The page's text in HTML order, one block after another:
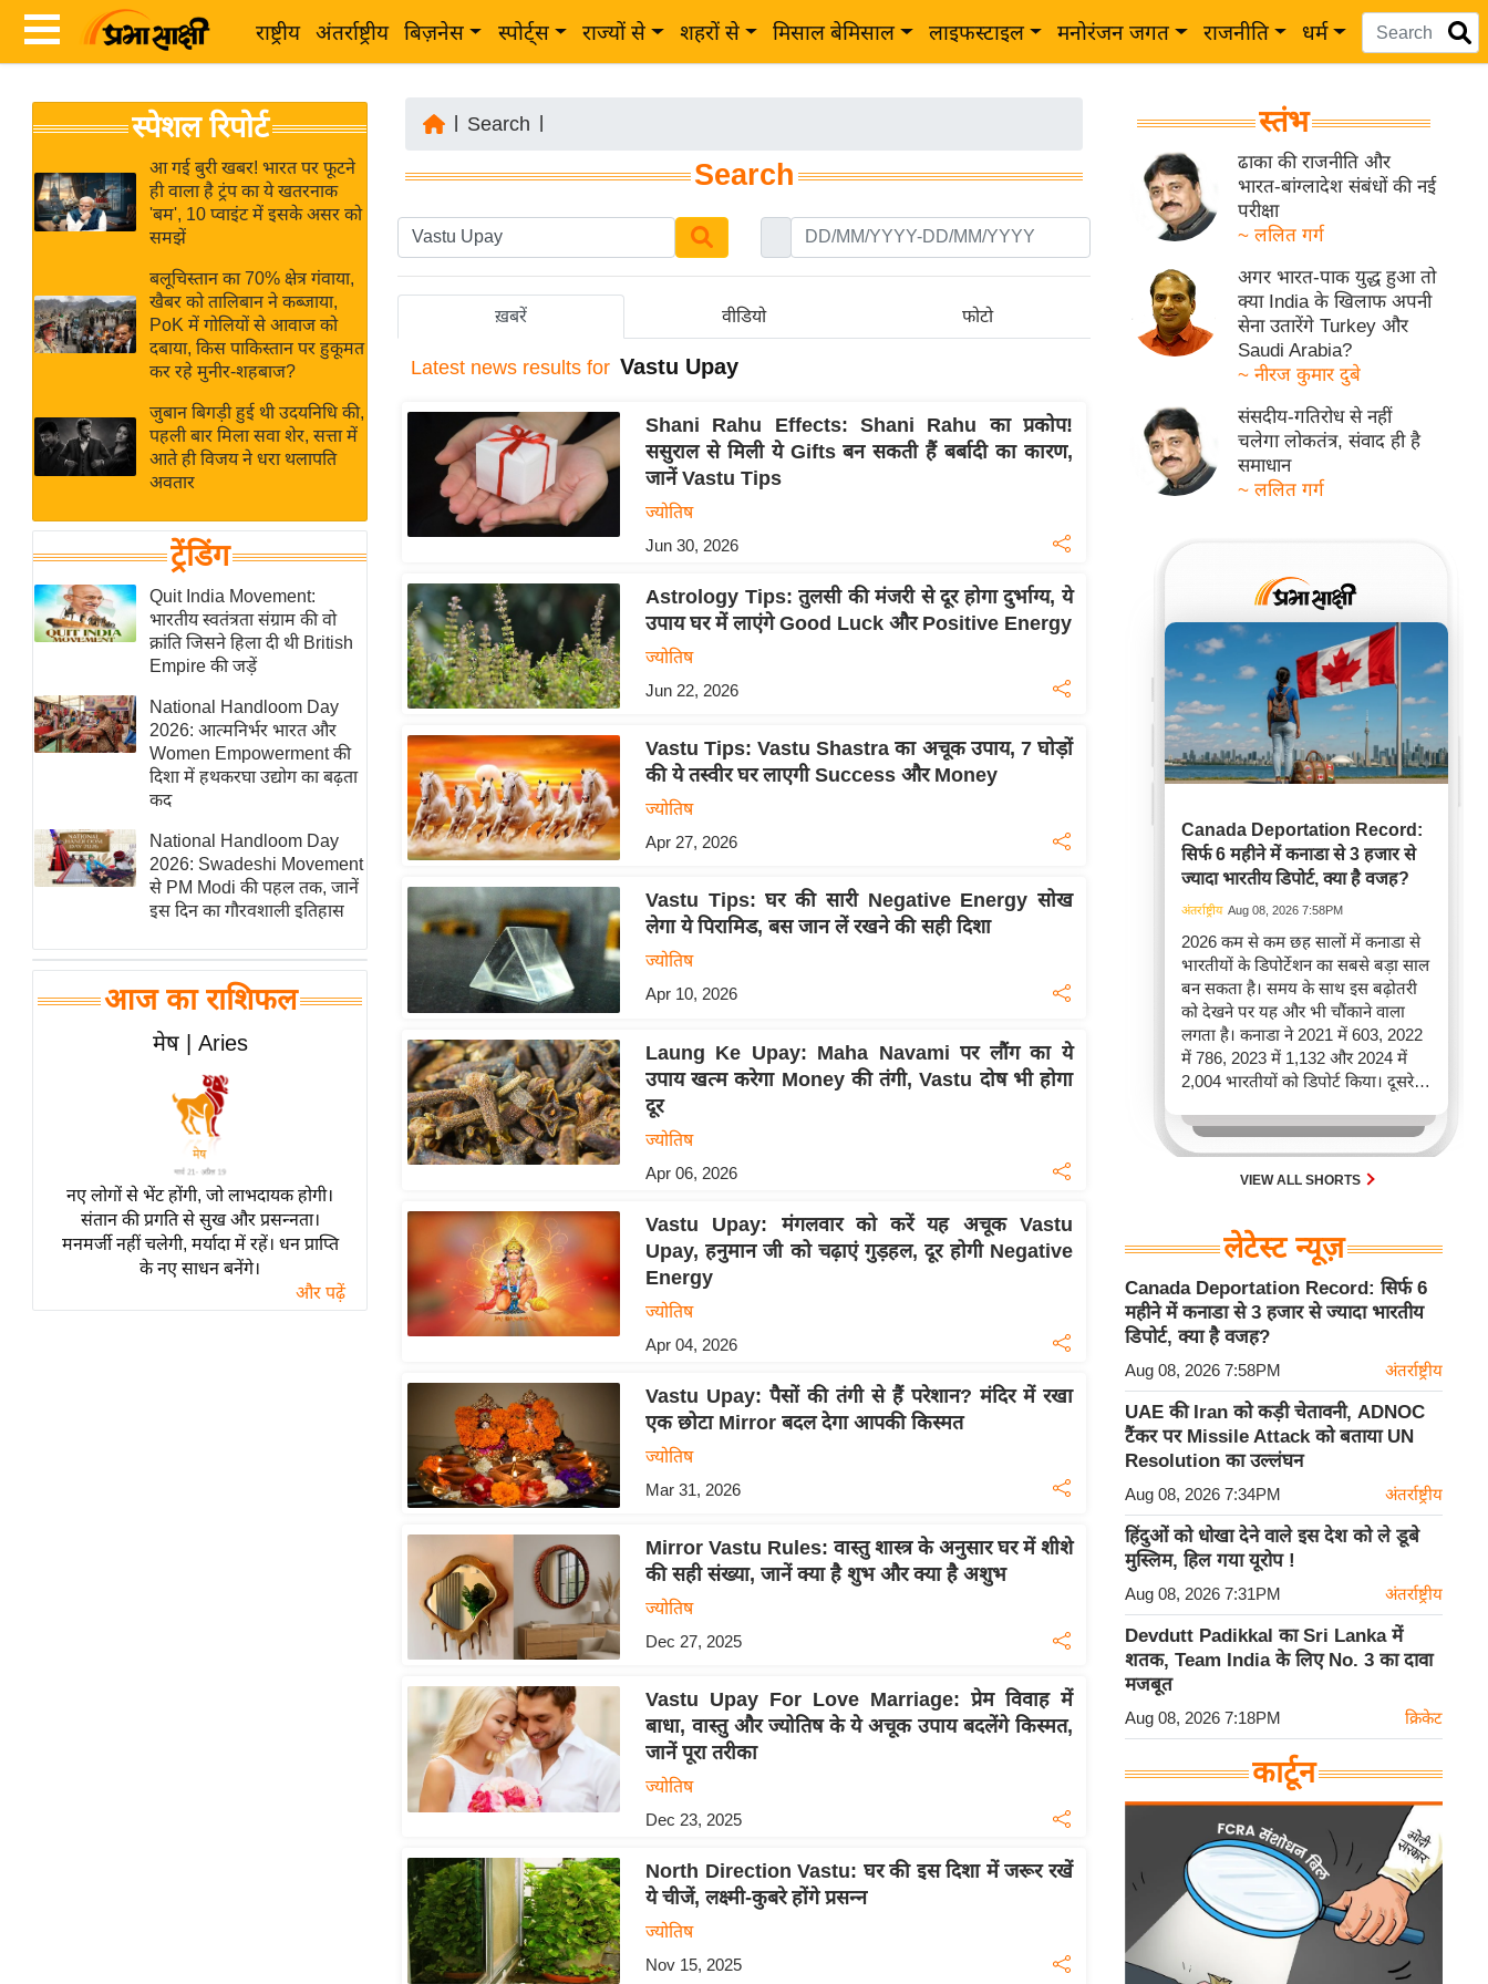
राष्ट्रीय अंतर्राष्ट्रीय बिज़नेस स्पोर्ट्स राज्यों से शहरों से मिसाल बेमिसाल लाइफस्टाइल मनोरंजन जगत राजनीति धर्म
News
Hindi
Live
News in
Hindi
News
Hindi
Videos
ख
ब
र
अंतर्राष्ट्रीय
बिज़नेस
विशेषज्ञ
राय
खेल
क्रिकेट
IPL
2026
ई-पेपर
मिसाल बेमिसाल
शख्सियत
यंग इंडिया
साहित्य जगत
ऑटो वर्ल्ड
न्यूज ब्रीफ
बॉलीवुड
हॉलीवुड
फिल्म समीक्षा
लाइफस्टाइल
टेक्नॉलॉजी
ब्यूटी/फैशन
घरेलू नुस्खे
पर्यटन स्थल
फिटनेस मंत्रा
स्पेशल रिपोर्ट
आ गई बुरी खबर! भारत पर फूटने
ही वाला है ट्रंप का ये खतरनाक
'बम', 10 प्वाइंट में इसके असर को
समझें
बलूचिस्तान का 70% क्षेत्र गंवाया,
खैबर को तालिबान ने कब्जाया,
PoK में गोलियों से आवाज को
दबाया, किस पाकिस्तान पर हुकूमत
कर रहे मुनीर-शहबाज?
जुबान बिगड़ी हुई थी उदयनिधि की,
पहली बार मिला सवा शेर, सत्ता में
आते ही विजय ने धरा थलापति
अवतार
ट्रेंडिंग
Quit India Movement:
भारतीय स्वतंत्रता संग्राम की वो
क्रांति जिसने हिला दी थी British
Empire की जड़ें
National Handloom Day
2026: आत्मनिर्भर भारत और
Women Empowerment की
दिशा में हथकरघा उद्योग का बढ़ता
कद
National Handloom Day
2026: Swadeshi Movement
से PM Modi की पहल तक, जानें
इस दिन का गौरवशाली इतिहास
आज का राशिफल
मेष | Aries
नए लोगों से भेंट होंगी, जो लाभदायक होगी।
संतान की प्रगति से सुख और प्रसन्नता।
मनमर्जी नहीं चलेगी, मर्यादा में रहें। धन प्राप्ति
के नए साधन बनेंगे।
और पढ़ें
Search
Search
ख़बरें वीडियो फोटो
Latest news results for Vastu Upay
Shani Rahu Effects: Shani Rahu का प्रकोप!
ससुराल से मिली ये Gifts बन सकती हैं बर्बादी का कारण,
जानें Vastu Tips
ज्योतिष
Jun 30, 2026
Astrology Tips: तुलसी की मंजरी से दूर होगा दुर्भाग्य, ये
उपाय घर में लाएंगे Good Luck और Positive Energy
ज्योतिष
Jun 22, 2026
Vastu Tips: Vastu Shastra का अचूक उपाय, 7 घोड़ों
की ये तस्वीर घर लाएगी Success और Money
ज्योतिष
Apr 27, 2026
Vastu Tips: घर की सारी Negative Energy सोख
लेगा ये पिरामिड, बस जान लें रखने की सही दिशा
ज्योतिष
Apr 10, 2026
Laung Ke Upay: Maha Navami पर लौंग का ये
उपाय खत्म करेगा Money की तंगी, Vastu दोष भी होगा
दूर
ज्योतिष
Apr 06, 2026
Vastu Upay: मंगलवार को करें यह अचूक Vastu
Upay, हनुमान जी को चढ़ाएं गुड़हल, दूर होगी Negative
Energy
ज्योतिष
Apr 04, 2026
Vastu Upay: पैसों की तंगी से हैं परेशान? मंदिर में रखा
एक छोटा Mirror बदल देगा आपकी किस्मत
ज्योतिष
Mar 31, 2026
Mirror Vastu Rules: वास्तु शास्त्र के अनुसार घर में शीशे
की सही संख्या, जानें क्या है शुभ और क्या है अशुभ
ज्योतिष
Dec 27, 2025
Vastu Upay For Love Marriage: प्रेम विवाह में
बाधा, वास्तु और ज्योतिष के ये अचूक उपाय बदलेंगे किस्मत,
जानें पूरा तरीका
ज्योतिष
Dec 23, 2025
North Direction Vastu: घर की इस दिशा में जरूर रखें
ये चीजें, लक्ष्मी-कुबरे होंगे प्रसन्न
ज्योतिष
Nov 15, 2025
स्तंभ
ढाका की राजनीति और
भारत-बांग्लादेश संबंधों की नई
परीक्षा
~ ललित गर्ग
अगर भारत-पाक युद्ध हुआ तो
क्या India के खिलाफ अपनी
सेना उतारेंगे Turkey और
Saudi Arabia?
~ नीरज कुमार दुबे
संसदीय-गतिरोध से नहीं
चलेगा लोकतंत्र, संवाद ही है
समाधान
~ ललित गर्ग
Canada Deportation Record:
सिर्फ 6 महीने में कनाडा से 3 हजार से
ज्यादा भारतीय डिपोर्ट, क्या है वजह?
अंतर्राष्ट्रीय Aug 08, 2026 7:58PM
2026 कम से कम छह सालों में कनाडा से
भारतीयों के डिपोर्टेशन का सबसे बड़ा साल
बन सकता है। समय के साथ इस बढ़ोतरी
को देखने पर यह और भी चौंकाने वाला
लगता है। कनाडा ने 2021 में 603, 2022
में 786, 2023 में 1,132 और 2024 में
2,004 भारतीयों को डिपोर्ट किया। दूसरे
पूरे साल की तुलना में 2026 की पहली
छमाही में ज़्यादा भारतीयों को वापस भेजा
VIEW ALL SHORTS
लेटेस्ट न्यूज़
Canada Deportation Record: सिर्फ 6
महीने में कनाडा से 3 हजार से ज्यादा भारतीय
डिपोर्ट, क्या है वजह?
Aug 08, 2026 7:58PM अंतर्राष्ट्रीय
UAE की Iran को कड़ी चेतावनी, ADNOC
टैंकर पर Missile Attack को बताया UN
Resolution का उल्लंघन
Aug 08, 2026 7:34PM अंतर्राष्ट्रीय
हिंदुओं को धोखा देने वाले इस देश को ले डूबे
मुस्लिम, हिल गया यूरोप !
Aug 08, 2026 7:31PM अंतर्राष्ट्रीय
Devdutt Padikkal का Sri Lanka में
शतक, Team India के लिए No. 3 का दावा
मजबूत
Aug 08, 2026 7:18PM क्रिकेट
कार्टून